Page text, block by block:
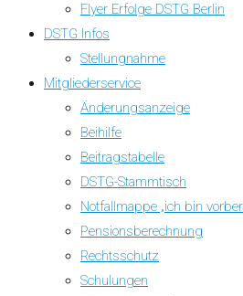
Flyer Erfolge DSTG Berlin
DSTG Infos
Stellungnahme
Mitgliederservice
Änderungsanzeige
Beihilfe
Beitragstabelle
DSTG-Stammtisch
Notfallmappe „ich bin
Pensionsberechnung
Rechtsschutz
Schulungen